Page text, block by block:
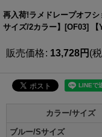
再入荷!ラメドレープオフ
サイズ/2カラー】[OF03] 【
販売価格: 13,728円 (
カラー/サイズ
ブルー/Sサイズ